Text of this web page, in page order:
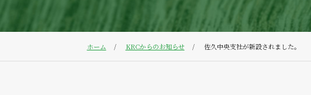
ホーム KRCからのお知らせ 佐久中央支社が新設されました。